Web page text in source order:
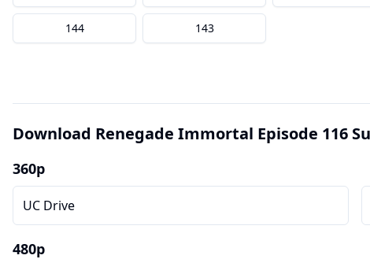
144 143
Download Renegade Immortal Episode 116
360p
UC Drive
480p